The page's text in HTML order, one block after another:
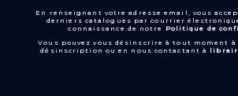
En renseignant votre adresse email, vous
derniers catalogues par courrier
connaissance de notre
Politique de
Vous pouvez vous désinscrire à tout moment à
désinscription ou en nous contactant à